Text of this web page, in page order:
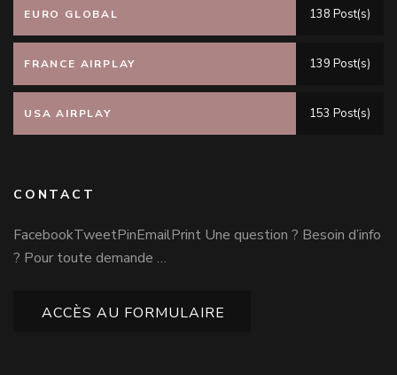
EURO GLOBAL 138 Post(s)
FRANCE AIRPLAY 139 Post(s)
USA AIRPLAY 153 Post(s)
CONTACT
FacebookTweetPinEmailPrint Une question ? Besoin d’info
? Pour toute demande …
ACCÈS AU FORMULAIRE